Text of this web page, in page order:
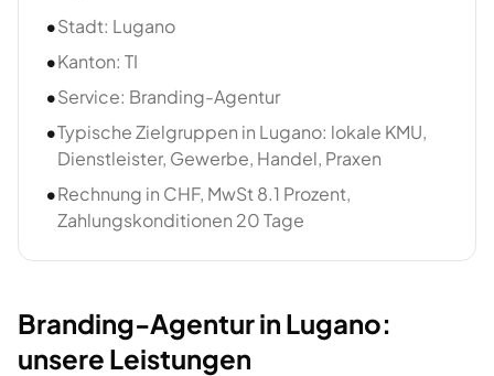
•Stadt: Lugano
•Kanton: TI
•Service: Branding-Agentur
•Typische Zielgruppen in Lugano: lokale KMU,
Dienstleister, Gewerbe, Handel, Praxen
•Rechnung in CHF, MwSt 8.1 Prozent,
Zahlungskonditionen 20 Tage
Branding-Agentur in Lugano:
unsere Leistungen